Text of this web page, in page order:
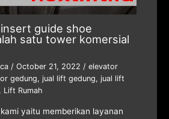
guide shoe
satu tower komersial
/October 21, 2022 /elevator
gedung, jual lift gedung, jual lift
, Lift Rumah
yaitu memberikan layanan